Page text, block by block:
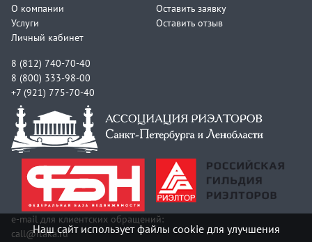
О компании
Услуги
Личный кабинет
Оставить заявку
Оставить отзыв
8 (812) 740-70-40
8 (800) 333-98-00
+7 (921) 775-70-40
e-mail для клиентских обращений:
call@itaka.ru
Наш сайт использует файлы cookie для улучшения